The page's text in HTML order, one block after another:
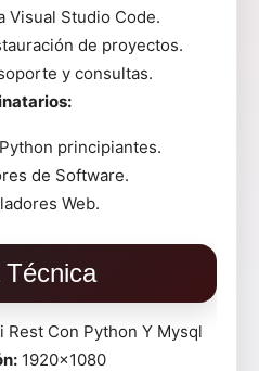
Visual Studio Code.
de proyectos.
y consultas.
principiantes.
de Software.
Web.
Técnica
Rest Con Python Y Mysql
1920×1080